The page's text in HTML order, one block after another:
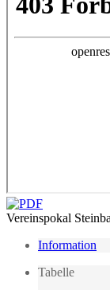
Vereinspokal
Information
Tabelle